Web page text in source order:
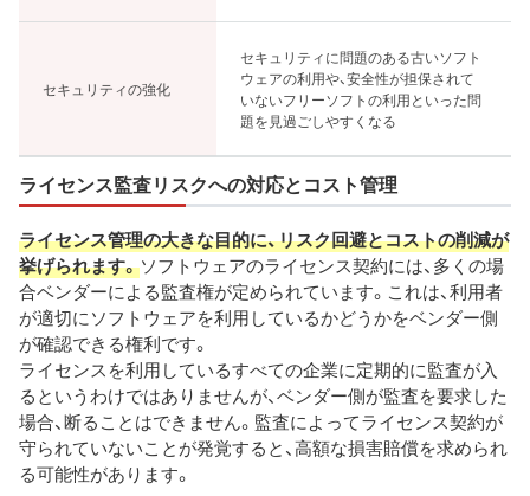
セキュリティの強化
セキュリティに問題のある古いソフト
ウェアの利用や、安全性が担保されて
いないフリーソフトの利用といった問
題を見過ごしやすくなる
ライセンス監査リスクへの対応とコスト管理
ライセンス管理の大きな目的に、リスク回避とコストの削減が
挙げられます。ソフトウェアのライセンス契約には、多くの場
合ベンダーによる監査権が定められています。これは、利用者
が適切にソフトウェアを利用しているかどうかをベンダー側
が確認できる権利です。
ライセンスを利用しているすべての企業に定期的に監査が入
るというわけではありませんが、ベンダー側が監査を要求した
場合、断ることはできません。監査によってライセンス契約が
守られていないことが発覚すると、高額な損害賠償を求められ
る可能性があります。